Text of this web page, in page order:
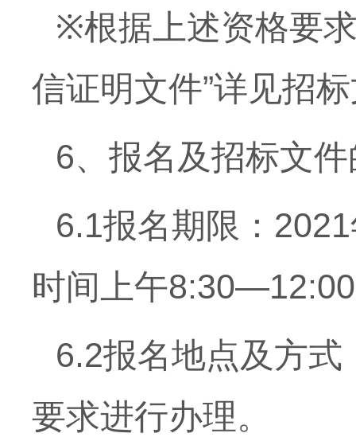
※根据上述资格要
信证明文件”详见招
6、报名及招标文
6.1报名期限：
时间上午
6.2报名地点及方
要求进行办理。